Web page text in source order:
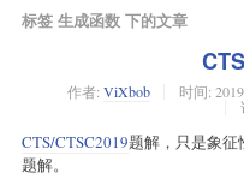
标签 生成函数 下的文章
作者: ViXbob 时间:
CTS/CTSC2019题解，只是象征
题解。